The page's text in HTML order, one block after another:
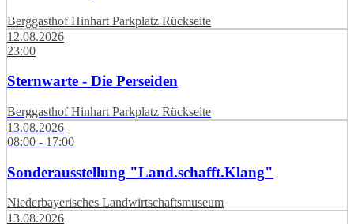
Berggasthof Hinhart Parkplatz Rückseite
12.08.2026
23:00
Sternwarte - Die Perseiden
Berggasthof Hinhart Parkplatz Rückseite
13.08.2026
08:00 - 17:00
Sonderausstellung "Land.schafft.Klang"
Niederbayerisches Landwirtschaftsmuseum
13.08.2026